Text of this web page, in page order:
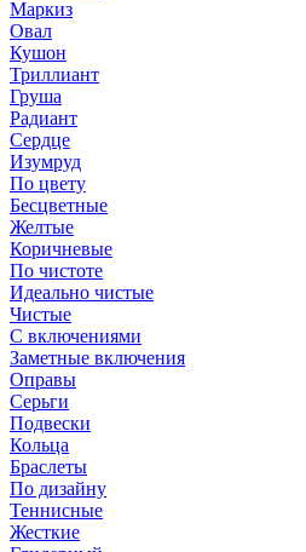
Маркиз
Овал
Кушон
Триллиант
Груша
Радиант
Сердце
Изумруд
По цвету
Бесцветные
Желтые
Коричневые
По чистоте
Идеально чистые
Чистые
С включениями
Заметные включения
Оправы
Серьги
Подвески
Кольца
Браслеты
По дизайну
Теннисные
Жесткие